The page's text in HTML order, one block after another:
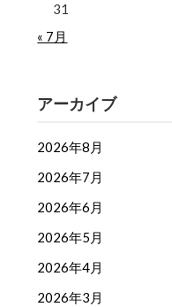
31
« 7月
アーカイブ
2026年8月
2026年7月
2026年6月
2026年5月
2026年4月
2026年3月